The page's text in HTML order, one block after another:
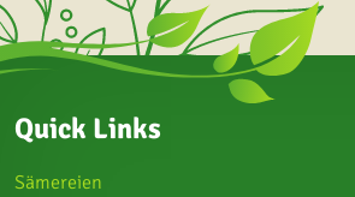
Quick Links
Sämereien